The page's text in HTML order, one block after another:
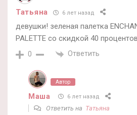
Татьяна 6 лет назад
девушки! зеленая палетка
PALETTE со скидкой 40
0 Ответить
Автор
Маша 6 лет назад
Ответить на Татьяна